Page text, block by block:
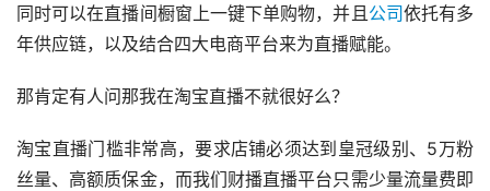
同时可以在直播间橱窗上一键下单购物，并且公司依托有多
年供应链，以及结合四大电商平台来为直播赋能。
那肯定有人问那我在淘宝直播不就很好么？
淘宝直播门槛非常高，要求店铺必须达到皇冠级别、5万粉
丝量、高额质保金，而我们财播直播平台只需少量流量费即